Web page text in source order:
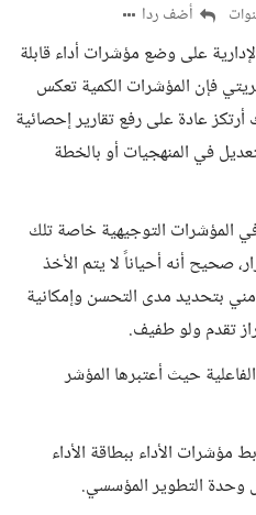
أضف ردا
على وضع مؤشرات أداء قابلة
فإن المؤشرات الكمية تعكس
عادة على رفع تقارير إحصائية
في المنهجيات أو بالخطة
في المؤشرات التوجيهية خاصة تلك
صحيح أنه أحياناً لا يتم الأخذ
بتحديد مدى التحسن وإمكانية
تقدم ولو طفيف.
حيث أعتبرها المؤشر
مؤشرات الأداء ببطاقة الأداء
وحدة التطوير المؤسسي.